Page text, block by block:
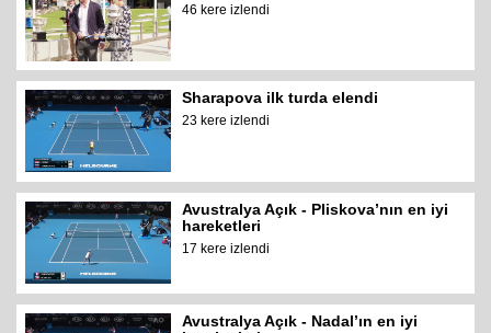
46 kere izlendi
Sharapova ilk turda elendi
23 kere izlendi
Avustralya Açık - Pliskova’nın en iyi
hareketleri
17 kere izlendi
Avustralya Açık - Nadal’ın en iyi